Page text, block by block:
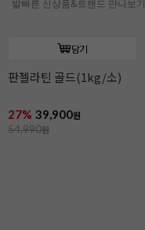
발빠른 신상품&트랜드 만나보기